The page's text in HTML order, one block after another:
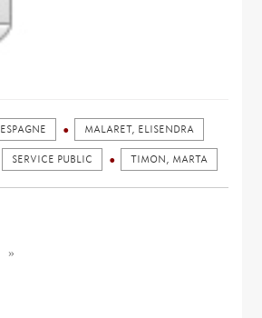
ESPAGNE MALARET, ELISENDRA
SERVICE PUBLIC TIMON, MARTA
»